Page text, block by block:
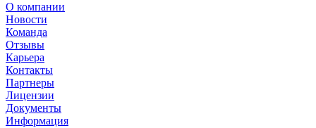
О компании
Новости
Команда
Отзывы
Карьера
Контакты
Партнеры
Лицензии
Документы
Информация